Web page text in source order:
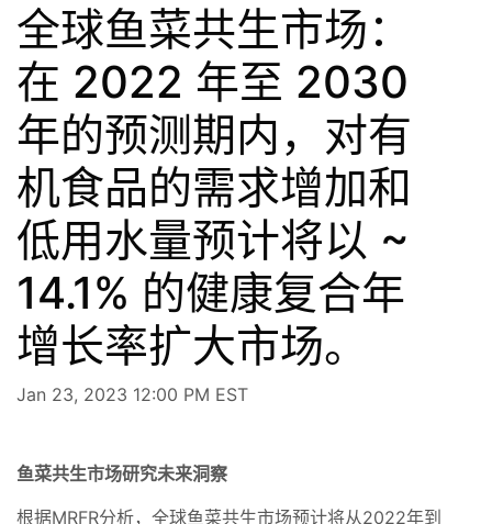
全球鱼菜共生市场：
在 2022 年至 2030
年的预测期内，对有
机食品的需求增加和
低用水量预计将以 ~
14.1% 的健康复合年
增长率扩大市场。
Jan 23, 2023 12:00 PM EST
鱼菜共生市场研究未来洞察
根据MRFR分析，全球鱼菜共生市场预计将从2022年到